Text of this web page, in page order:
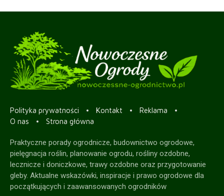
Polityka prywatności Kontakt
Reklama
O nas
Strona główna
Praktyczne porady ogrodnicze, budownictwo ogrodowe,
pielęgnacja roślin, planowanie ogrodu, rośliny ozdobne,
lecznicze i doniczkowe, trawy ozdobne oraz przygotowanie
gleby. Aktualne wskazówki, inspiracje i prawo ogrodowe dla
początkujących i zaawansowanych ogrodników